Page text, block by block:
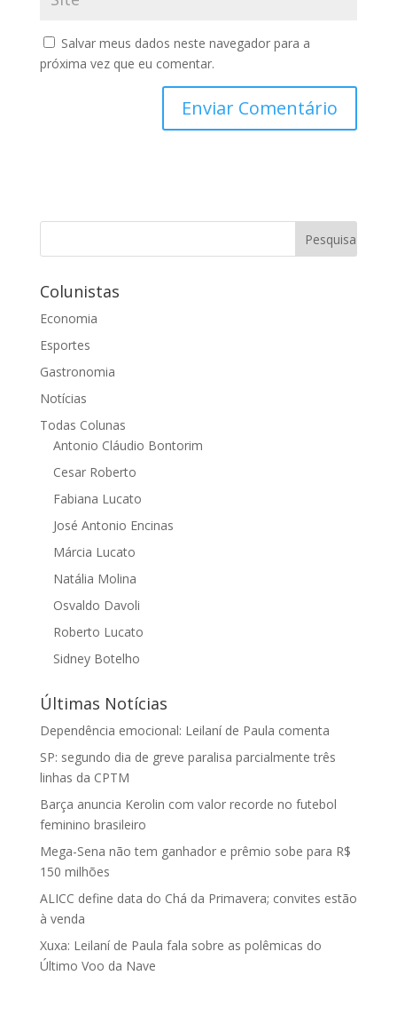
Salvar meus dados neste navegador para a
próxima vez que eu comentar.
Colunistas
Economia
Esportes
Gastronomia
Notícias
Todas Colunas
Antonio Cláudio Bontorim
Cesar Roberto
Fabiana Lucato
José Antonio Encinas
Márcia Lucato
Natália Molina
Osvaldo Davoli
Roberto Lucato
Sidney Botelho
Últimas Notícias
Dependência emocional: Leilaní de Paula comenta
SP: segundo dia de greve paralisa parcialmente três
linhas da CPTM
Barça anuncia Kerolin com valor recorde no futebol
feminino brasileiro
Mega-Sena não tem ganhador e prêmio sobe para R$
150 milhões
ALICC define data do Chá da Primavera; convites estão
à venda
Xuxa: Leilaní de Paula fala sobre as polêmicas do
Último Voo da Nave